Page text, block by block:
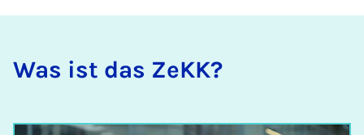
Was ist das ZeKK?